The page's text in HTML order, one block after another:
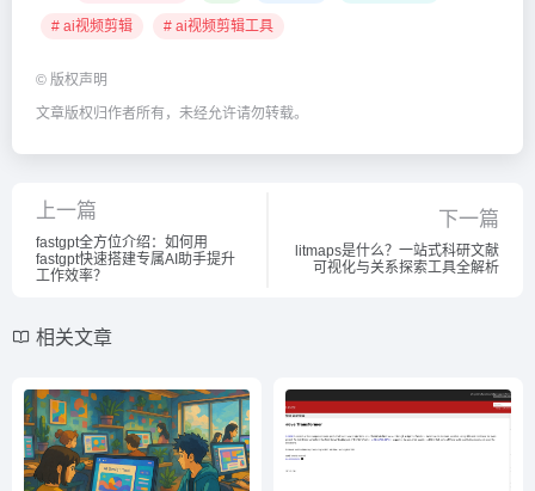
# ai视频剪辑 # ai视频剪辑工具
© 版权声明
文章版权归作者所有，未经允许请勿转载。
上一篇
fastgpt全方位介绍：如何用
fastgpt快速搭建专属AI助手提升
工作效率？
下一篇
litmaps是什么？一站式科研文献
可视化与关系探索工具全解析
相关文章